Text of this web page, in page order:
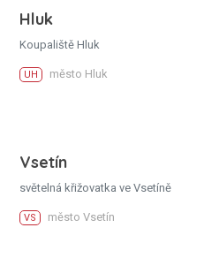
Hluk
Koupaliště Hluk
UH město Hluk
Vsetín
světelná křižovatka ve Vsetíně
VS město Vsetín